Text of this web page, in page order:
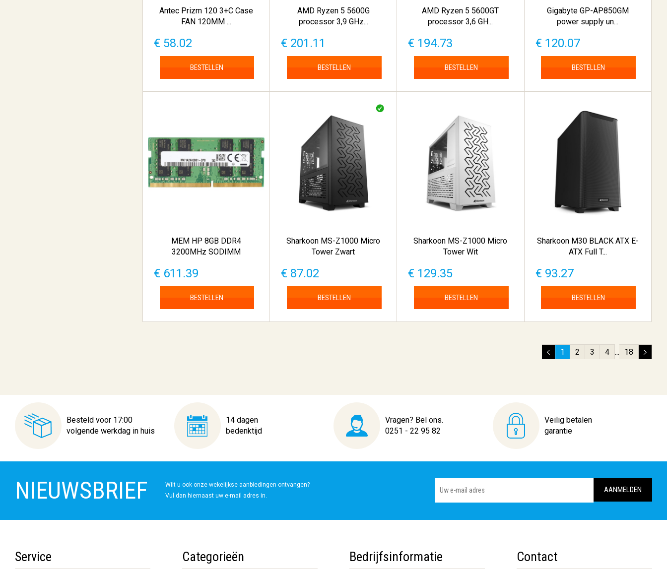
Antec Prizm 120 3+C Case
FAN 120MM ...
€ 58.02
BESTELLEN
AMD Ryzen 5 5600G
processor 3,9 GHz...
€ 201.11
BESTELLEN
AMD Ryzen 5 5600GT
processor 3,6 GH...
€ 194.73
BESTELLEN
Gigabyte GP-AP850GM
power supply un...
€ 120.07
BESTELLEN
MEM HP 8GB DDR4
3200MHz SODIMM
€ 611.39
BESTELLEN
Sharkoon MS-Z1000 Micro
Tower Zwart
€ 87.02
BESTELLEN
Sharkoon MS-Z1000 Micro
Tower Wit
€ 129.35
BESTELLEN
Sharkoon M30 BLACK ATX E-
ATX Full T...
€ 93.27
BESTELLEN
1 2 3 4 ... 18
Besteld voor 17:00
volgende werkdag in huis
14 dagen
bedenktijd
Vragen? Bel ons.
0251 - 22 95 82
Veilig betalen
garantie
NIEUWSBRIEF
Wilt u ook onze wekelijkse aanbiedingen ontvangen?
Vul dan hiernaast uw e-mail adres in.
Service Categorieën Bedrijfsinformatie Contact